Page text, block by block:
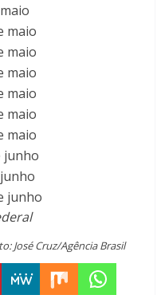
maio
maio
maio
maio
maio
maio
junho
junho
José Cruz/Agência Brasil